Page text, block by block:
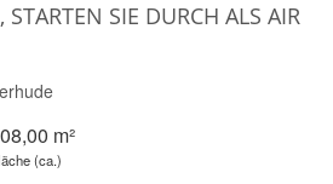
STARTEN SIE DURCH ALS AIR
m²
(ca.)